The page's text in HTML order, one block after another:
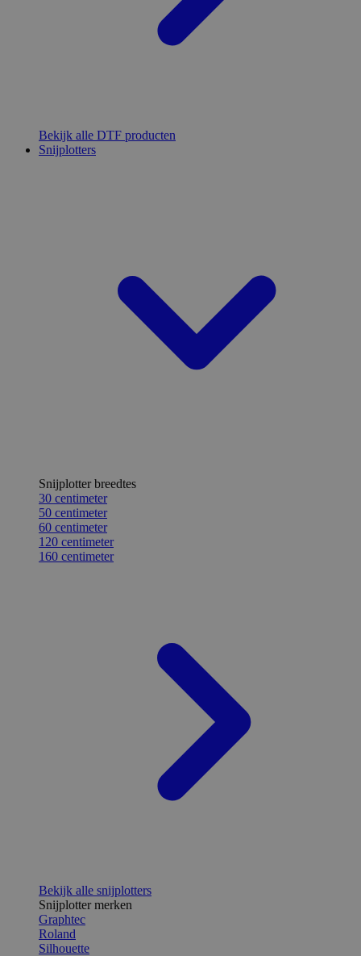
Bekijk alle DTF producten
Snijplotters
Snijplotter breedtes
30 centimeter
50 centimeter
60 centimeter
120 centimeter
160 centimeter
Bekijk alle snijplotters
Snijplotter merken
Graphtec
Roland
Silhouette